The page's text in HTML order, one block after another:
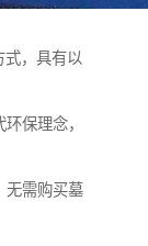
式，具有以
保理念，
无需购买墓